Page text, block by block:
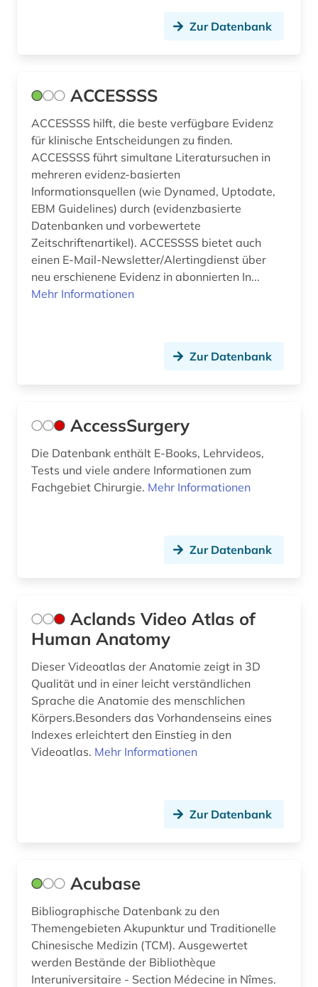
din-vde-norm (1)
disability studies (1)
discovery service (1)
discovery system (1)
dissertation (2)
dissertationen (1)
dokumentenserver (3)
dortmund (1)
droge (2)
e-book (6)
ebm (1)
ebook (3)
edinburgh (1)
elektrokardiogramm (1)
elektromagnetische felder (1)
elektronik (2)
Zur Datenbank
ACCESSSS
ACCESSSS hilft, die beste verfügbare Evidenz
für klinische Entscheidungen zu finden.
ACCESSSS führt simultane Literatursuchen in
mehreren evidenz-basierten
Informationsquellen (wie Dynamed, Uptodate,
EBM Guidelines) durch (evidenzbasierte
Datenbanken und vorbewertete
Zeitschriftenartikel). ACCESSSS bietet auch
einen E-Mail-Newsletter/Alertingdienst über
neu erschienene Evidenz in abonnierten In...
Mehr Informationen
Zur Datenbank
AccessSurgery
Die Datenbank enthält E-Books, Lehrvideos,
Tests und viele andere Informationen zum
Fachgebiet Chirurgie. Mehr Informationen
Zur Datenbank
Aclands Video Atlas of
Human Anatomy
Dieser Videoatlas der Anatomie zeigt in 3D
Qualität und in einer leicht verständlichen
Sprache die Anatomie des menschlichen
Körpers.Besonders das Vorhandenseins eines
Indexes erleichtert den Einstieg in den
Videoatlas. Mehr Informationen
Zur Datenbank
Acubase
Bibliographische Datenbank zu den
Themengebieten Akupunktur und Traditionelle
Chinesische Medizin (TCM). Ausgewertet
werden Bestände der Bibliothèque
Interuniversitaire - Section Médecine in Nîmes.